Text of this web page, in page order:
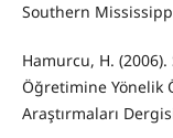
Southern
Hamurcu, H. (2006).
Öğretimine Yönelik
Araştırmaları